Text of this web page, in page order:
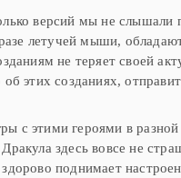
версий мы не слышали
летучей мыши,
не теряет своей
этих созданиях,
этими героями в разной
здесь вовсе не
поднимает